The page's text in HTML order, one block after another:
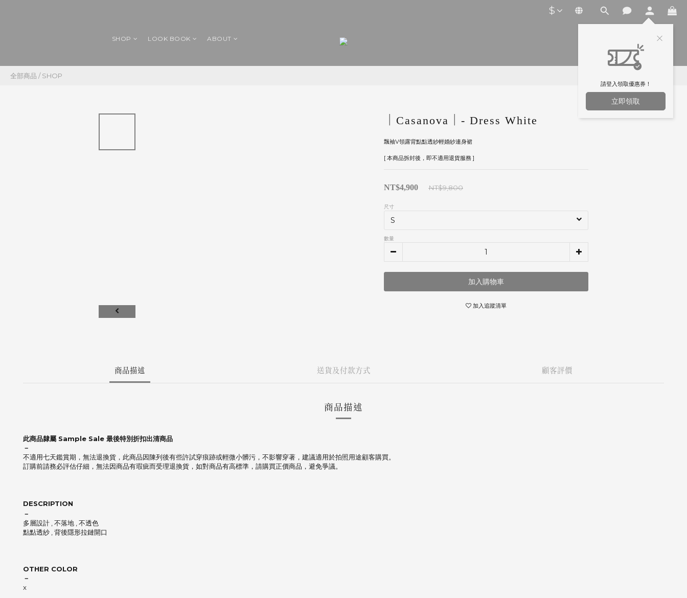
$
請登入領取優惠券！
立即領取
SHOP LOOK BOOK ABOUT
全部商品 /SHOP
｜Casanova｜- Dress White
飄袖V領露背點點透紗輕婚紗連身裙
[ 本商品拆封後，即不適用退貨服務 ]
NT$4,900 NT$9,800
尺寸
數量
加入購物車
加入追蹤清單
商品描述 送貨及付款方式 顧客評價
商品描述
此商品隸屬 Sample Sale 最後特別折扣出清商品
－
不適用七天鑑賞期，無法退換貨，此商品因陳列後有些許試穿痕跡或輕微小髒污，不影響穿著，建議適用於拍照用途顧客購買。
訂購前請務必評估仔細，無法因商品有瑕疵而受理退換貨，如對商品有高標準，請購買正價商品，避免爭議。
DESCRIPTION
－
多層設計 , 不落地 , 不透色
點點透紗 , 背後隱形拉鏈開口
OTHER COLOR
－
x